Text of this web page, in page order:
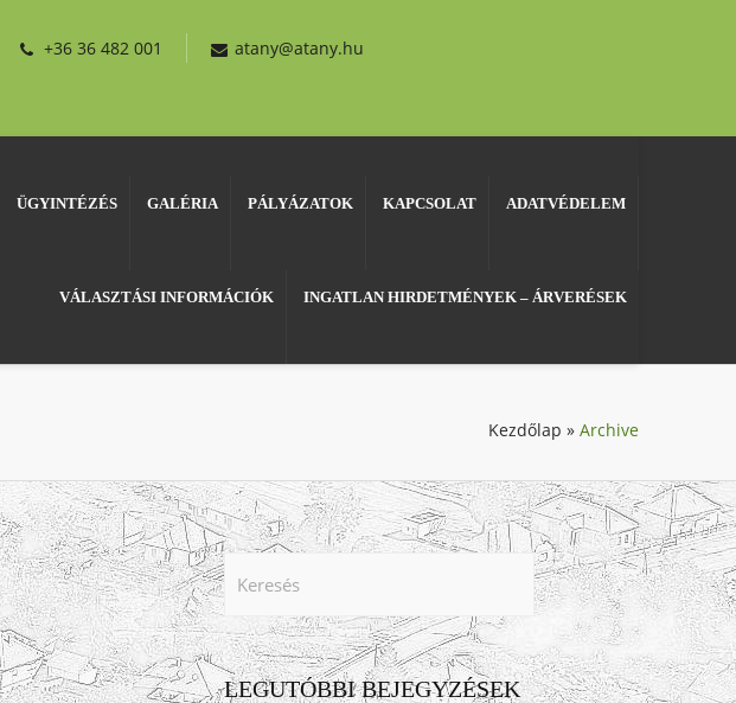
+36 36 482 001 atany@atany.hu
ÜGYINTÉZÉS GALÉRIA PÁLYÁZATOK KAPCSOLAT ADATVÉDELEM
VÁLASZTÁSI INFORMÁCIÓK INGATLAN HIRDETMÉNYEK – ÁRVERÉSEK
Kezdőlap » Archive
LEGUTÓBBI BEJEGYZÉSEK